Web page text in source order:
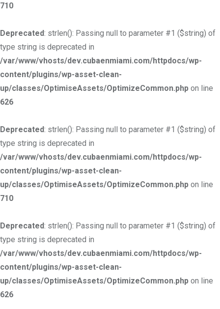
710
Deprecated: strlen(): Passing null to parameter #1 ($string) of
type string is deprecated in
/var/www/vhosts/dev.cubaenmiami.com/httpdocs/wp-
content/plugins/wp-asset-clean-
up/classes/OptimiseAssets/OptimizeCommon.php on line
626
Deprecated: strlen(): Passing null to parameter #1 ($string) of
type string is deprecated in
/var/www/vhosts/dev.cubaenmiami.com/httpdocs/wp-
content/plugins/wp-asset-clean-
up/classes/OptimiseAssets/OptimizeCommon.php on line
710
Deprecated: strlen(): Passing null to parameter #1 ($string) of
type string is deprecated in
/var/www/vhosts/dev.cubaenmiami.com/httpdocs/wp-
content/plugins/wp-asset-clean-
up/classes/OptimiseAssets/OptimizeCommon.php on line
626